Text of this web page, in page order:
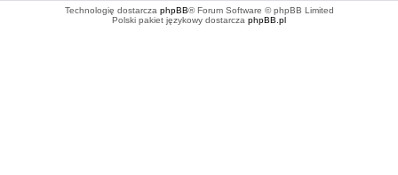
Technologię dostarcza phpBB® Forum Software © phpBB Limited
Polski pakiet językowy dostarcza phpBB.pl